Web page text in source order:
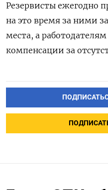
Резервисты ежегодно
на это время за ними
места, а
компенсации за